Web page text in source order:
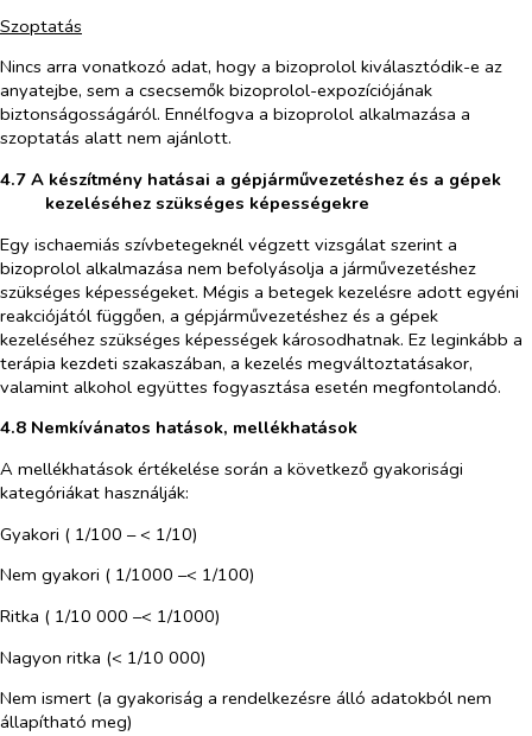
Szoptatás
Nincs arra vonatkozó adat, hogy a bizoprolol kiválasztódik-e az
anyatejbe, sem a csecsemők bizoprolol-expozíciójának
biztonságosságáról. Ennélfogva a bizoprolol alkalmazása a
szoptatás alatt nem ajánlott.
4.7 A készítmény hatásai a gépjárművezetéshez és a gépek
kezeléséhez szükséges képességekre
Egy ischaemiás szívbetegeknél végzett vizsgálat szerint a
bizoprolol alkalmazása nem befolyásolja a járművezetéshez
szükséges képességeket. Mégis a betegek kezelésre adott egyéni
reakciójától függően, a gépjárművezetéshez és a gépek
kezeléséhez szükséges képességek károsodhatnak. Ez leginkább a
terápia kezdeti szakaszában, a kezelés megváltoztatásakor,
valamint alkohol együttes fogyasztása esetén megfontolandó.
4.8 Nemkívánatos hatások, mellékhatások
A mellékhatások értékelése során a következő gyakorisági
kategóriákat használják:
Gyakori ( 1/100 – < 1/10)
Nem gyakori ( 1/1000 –< 1/100)
Ritka ( 1/10 000 –< 1/1000)
Nagyon ritka (< 1/10 000)
Nem ismert (a gyakoriság a rendelkezésre álló adatokból nem
állapítható meg)